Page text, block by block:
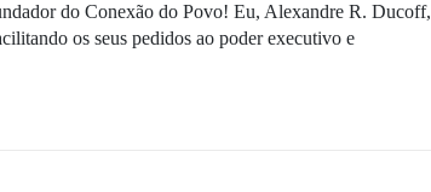
do Conexão do Povo! Eu, Alexandre R. Ducoff,
os seus pedidos ao poder executivo e